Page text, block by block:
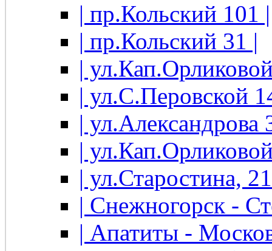
| пр.Кольский 101 |
| пр.Кольский 31 |
|
| ул.С.Перовской
| ул.Александрова
|
| ул.Старостина,
| Снежногорск -
| Апатиты -